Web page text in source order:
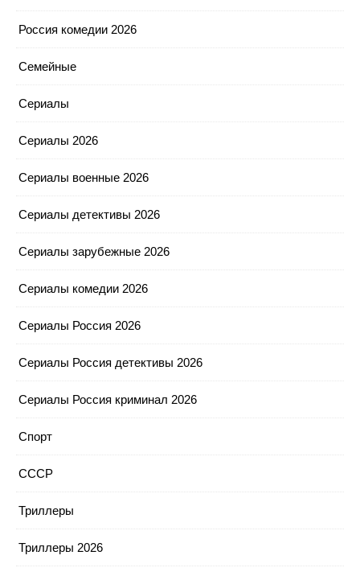
Россия комедии 2026
Семейные
Сериалы
Сериалы 2026
Сериалы военные 2026
Сериалы детективы 2026
Сериалы зарубежные 2026
Сериалы комедии 2026
Сериалы Россия 2026
Сериалы Россия детективы 2026
Сериалы Россия криминал 2026
Спорт
СССР
Триллеры
Триллеры 2026